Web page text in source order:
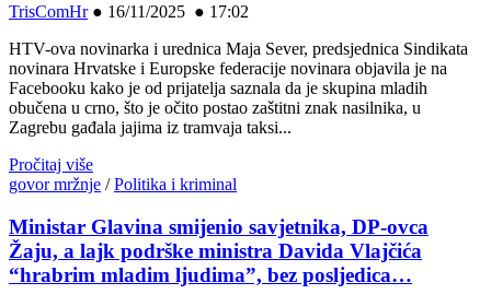
TrisComHr● 16/11/2025 ● 17:02
HTV-ova novinarka i urednica Maja Sever, predsjednica Sindikata
novinara Hrvatske i Europske federacije novinara objavila je na
Facebooku kako je od prijatelja saznala da je skupina mladih
obučena u crno, što je očito postao zaštitni znak nasilnika, u
Zagrebu gađala jajima iz tramvaja taksi...
Pročitaj više
govor mržnje /Politika i kriminal
Ministar Glavina smijenio savjetnika, DP-ovca
Žaju, a lajk podrške ministra Davida Vlajčića
“hrabrim mladim ljudima”, bez posljedica…